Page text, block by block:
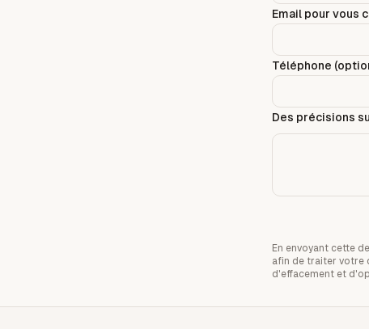
Email pour vous
Téléphone
Des précisions
En envoyant cette
afin de traiter votre
d'effacement et